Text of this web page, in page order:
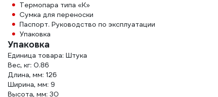
Термопара типа «К»
Сумка для переноски
Паспорт. Руководство по эксплуатации
Упаковка
Упаковка
Единица товара: Штука
Вес, кг: 0.86
Длина, мм: 126
Ширина, мм: 9
Высота, мм: 30